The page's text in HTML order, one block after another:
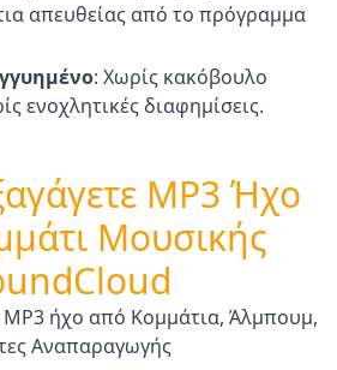
απευθείας από το πρόγραμμα
: Χωρίς κακόβουλο
ενοχλητικές διαφημίσεις.
MP3 Ήχο
Μουσικής
ήχο από Κομμάτια, Άλμπουμ,
Αναπαραγωγής